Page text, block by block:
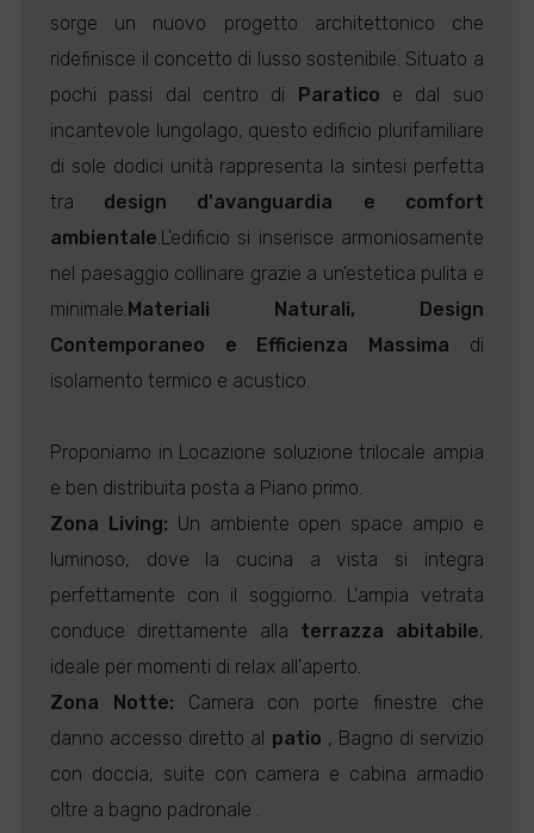
sorge un nuovo progetto architettonico che
ridefinisce il concetto di lusso sostenibile. Situato a
pochi passi dal centro di Paratico e dal suo
incantevole lungolago, questo edificio plurifamiliare
di sole dodici unità rappresenta la sintesi perfetta
tra design d'avanguardia e comfort
ambientale.L'edificio si inserisce armoniosamente
nel paesaggio collinare grazie a un'estetica pulita e
minimale.Materiali Naturali, Design
Contemporaneo e Efficienza Massima di
isolamento termico e acustico.
Proponiamo in Locazione soluzione trilocale ampia
e ben distribuita posta a Piano primo.
Zona Living: Un ambiente open space ampio e
luminoso, dove la cucina a vista si integra
perfettamente con il soggiorno. L'ampia vetrata
conduce direttamente alla terrazza abitabile,
ideale per momenti di relax all'aperto.
Zona Notte: Camera con porte finestre che
danno accesso diretto al patio , Bagno di servizio
con doccia, suite con camera e cabina armadio
oltre a bagno padronale .